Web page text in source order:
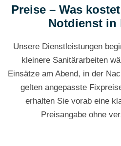
Preise – Was
Notdienst in
Unsere Dienstleistungen
kleinere Sanitärarbeiten
Einsätze am Abend, in der
gelten angepasste
erhalten Sie vorab eine
Preisangabe ohne